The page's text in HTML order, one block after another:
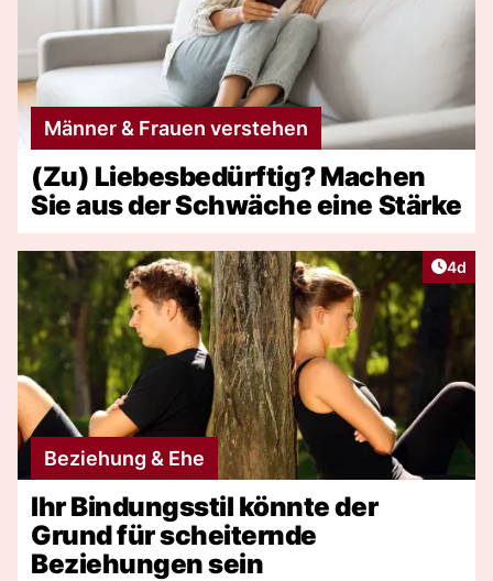
Männer & Frauen verstehen
(Zu) Liebesbedürftig? Machen
Sie aus der Schwäche eine Stärke
4d
Beziehung & Ehe
Ihr Bindungsstil könnte der
Grund für scheiternde
Beziehungen sein